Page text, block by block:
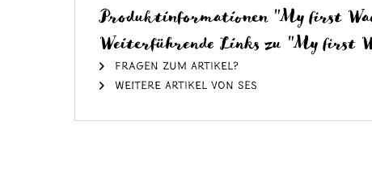
Produktinformationen "My first
Weiterführende Links zu "My first
Fragen zum Artikel?
Weitere Artikel von SES